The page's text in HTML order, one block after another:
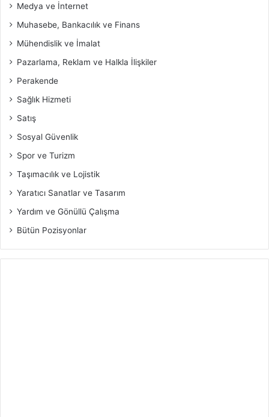
Medya ve İnternet
Muhasebe, Bankacılık ve Finans
Mühendislik ve İmalat
Pazarlama, Reklam ve Halkla İlişkiler
Perakende
Sağlık Hizmeti
Satış
Sosyal Güvenlik
Spor ve Turizm
Taşımacılık ve Lojistik
Yaratıcı Sanatlar ve Tasarım
Yardım ve Gönüllü Çalışma
Bütün Pozisyonlar